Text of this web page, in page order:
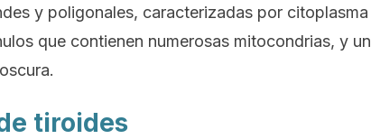
y poligonales, caracterizadas por citoplasma
que contienen numerosas mitocondrias, y un
tiroides